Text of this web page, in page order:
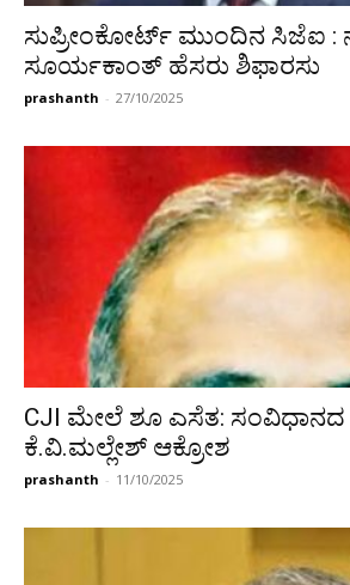
ಸುಪ್ರೀಂಕೋರ್ಟ್ ಮುಂದಿನ ಸಿಜೆಐ :
ಸೂರ್ಯಕಾಂತ್ ಹೆಸರು ಶಿಫಾರಸು
prashanth - 27/10/2025
CJI ಮೇಲೆ ಶೂ ಎಸೆತ:
ಕೆ.ವಿ.ಮಲ್ಲೇಶ್ ಆಕ್ರೋಶ
prashanth - 11/10/2025